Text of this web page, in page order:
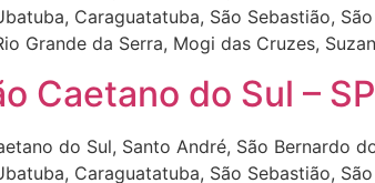
Caraguatatuba, São Sebastião,
Grande da Serra, Mogi das Cruzes,
Caetano do Sul – SP
do Sul, Santo André, São Bernardo
Caraguatatuba, São Sebastião,